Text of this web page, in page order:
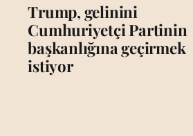
Trump, gelinini
Cumhuriyetçi Partinin
başkanlığına geçirmek
istiyor